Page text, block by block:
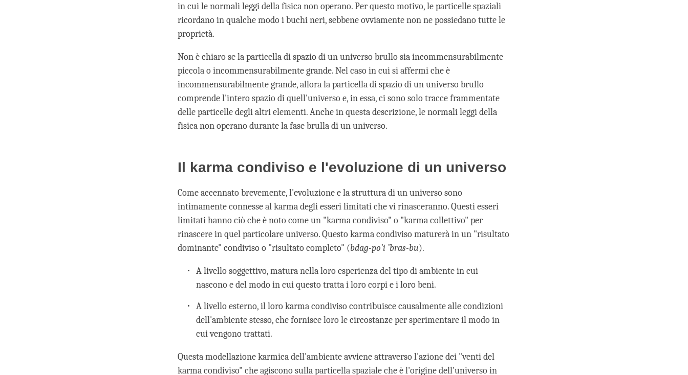
in cui le normali leggi della fisica non operano. Per questo motivo, le particelle spaziali
ricordano in qualche modo i buchi neri, sebbene ovviamente non ne possiedano tutte le
proprietà.
Non è chiaro se la particella di spazio di un universo brullo sia incommensurabilmente
piccola o incommensurabilmente grande. Nel caso in cui si affermi che è
incommensurabilmente grande, allora la particella di spazio di un universo brullo
comprende l'intero spazio di quell'universo e, in essa, ci sono solo tracce frammentate
delle particelle degli altri elementi. Anche in questa descrizione, le normali leggi della
fisica non operano durante la fase brulla di un universo.
Il karma condiviso e l'evoluzione di un universo
Come accennato brevemente, l'evoluzione e la struttura di un universo sono
intimamente connesse al karma degli esseri limitati che vi rinasceranno. Questi esseri
limitati hanno ciò che è noto come un "karma condiviso" o "karma collettivo" per
rinascere in quel particolare universo. Questo karma condiviso maturerà in un "risultato
dominante" condiviso o "risultato completo" (bdag-po’i ’bras-bu).
A livello soggettivo, matura nella loro esperienza del tipo di ambiente in cui
nascono e del modo in cui questo tratta i loro corpi e i loro beni.
A livello esterno, il loro karma condiviso contribuisce causalmente alle condizioni
dell'ambiente stesso, che fornisce loro le circostanze per sperimentare il modo in
cui vengono trattati.
Questa modellazione karmica dell'ambiente avviene attraverso l'azione dei "venti del
karma condiviso" che agiscono sulla particella spaziale che è l'origine dell'universo in